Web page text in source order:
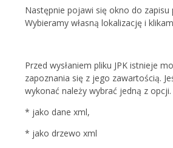
Następnie pojawi się okno do zapisu
Wybieramy własną lokalizację i
Przed wysłaniem pliku JPK istnieje
zapoznania się z jego zawartością.
wykonać należy wybrać jedną z opcji.
* jako dane xml,
* jako drzewo xml